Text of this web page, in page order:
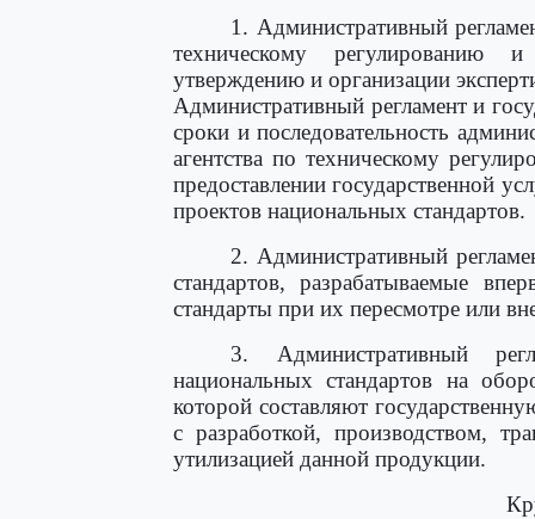
1. Административный
техническому регулированию
утверждению и организации
Административный регламент и
сроки и последовательность
агентства по техническому
предоставлении государственной
проектов национальных стандартов.
2. Административный
стандартов, разрабатываемые
стандарты при их пересмотре или
3. Административный
национальных стандартов на
которой составляют
с разработкой, производством,
утилизацией данной продукции.